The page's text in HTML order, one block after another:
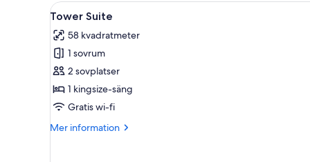
2
Öppna
alla
foton
för
Tower
Suite
Ett hotellrum med en stor
11
Tower Suite
58 kvadratmeter
1 sovrum
2 sovplatser
1 kingsize-säng
Gratis wi-fi
Mer information
Mer